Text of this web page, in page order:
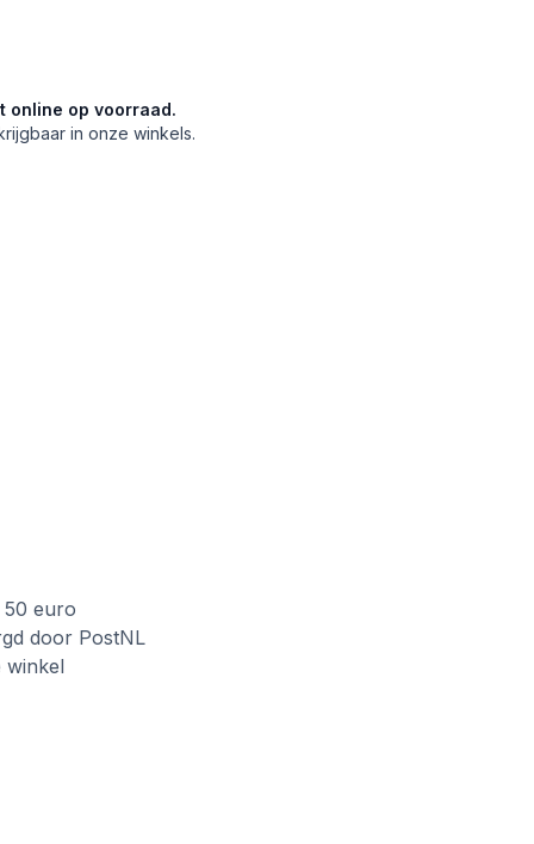
online op voorraad.
in onze winkels.
50 euro
door PostNL
winkel